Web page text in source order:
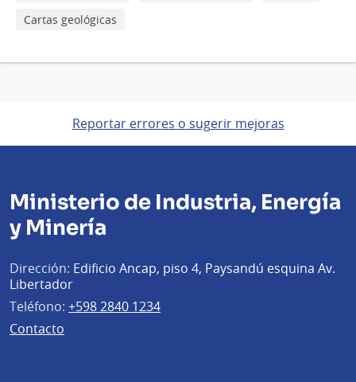
Cartas geológicas
Reportar errores o sugerir mejoras
Ministerio de Industria, Energía
y Minería
Dirección: Edificio Ancap, piso 4, Paysandú esquina Av.
Libertador
Teléfono: +598 2840 1234
Contacto